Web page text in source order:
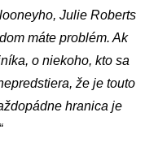
Julie Roberts
máte problém. Ak
o niekoho, kto sa
že je touto
hranica je